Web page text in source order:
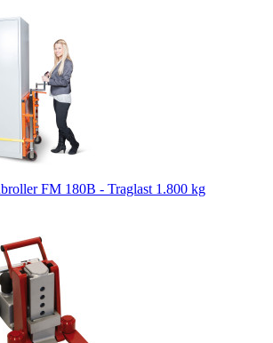
FM 180B - Traglast 1.800 kg